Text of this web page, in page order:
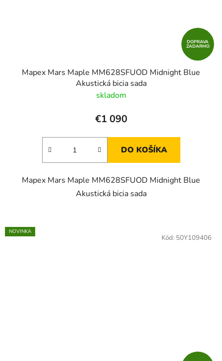
DOPRAVA
ZADARMO
Mapex Mars Maple MM628SFUOD Midnight Blue
Akustická bicia sada
skladom
€1 090
DO KOŠÍKA
Mapex Mars Maple MM628SFUOD Midnight Blue
Akustická bicia sada
NOVINKA
Kód: 50Y109406